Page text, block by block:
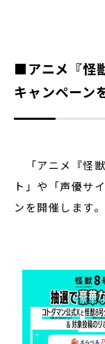
■アニメ『怪
キャンペーン
「アニメ『怪
ト」や「声優サ
ンを開催します。